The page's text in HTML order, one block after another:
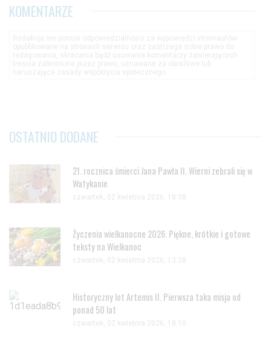
KOMENTARZE
OSTATNIO DODANE
21. rocznica śmierci Jana Pawła II. Wierni zebrali się w
Watykanie
czwartek, 02 kwietnia 2026, 18:08
Życzenia wielkanocne 2026. Piękne, krótkie i gotowe
teksty na Wielkanoc
czwartek, 02 kwietnia 2026, 13:28
Historyczny lot Artemis II. Pierwsza taka misja od
ponad 50 lat
czwartek, 02 kwietnia 2026, 18:10